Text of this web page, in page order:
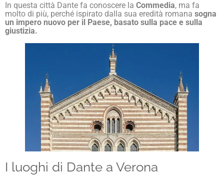
In questa città Dante fa conoscere la Commedia, ma fa
molto di più, perché ispirato dalla sua eredità romana sogna
un impero nuovo per il Paese, basato sulla pace e sulla
giustizia.
I luoghi di Dante a Verona